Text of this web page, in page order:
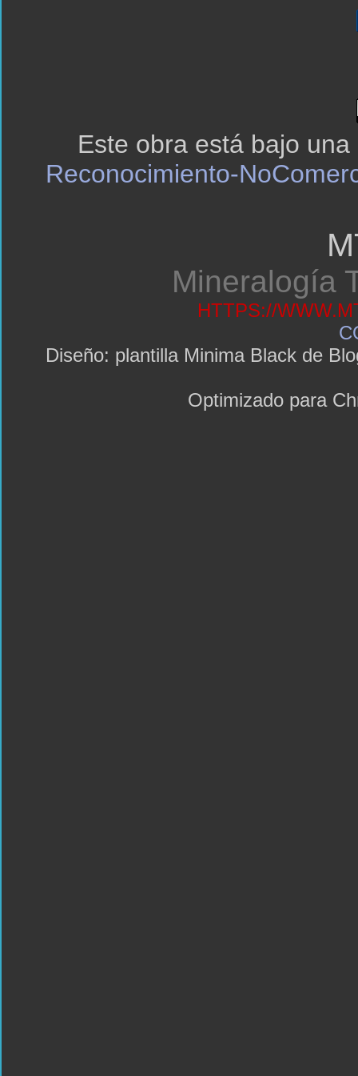
Este obra está bajo una
Reconocimiento-
Mineralogía
HTTPS://
Diseño: plantilla Minima Black de
Optimizado para